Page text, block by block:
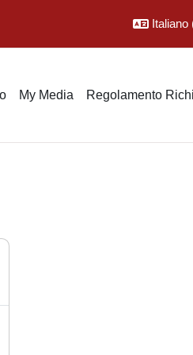
Italiano
My Media Regolamento